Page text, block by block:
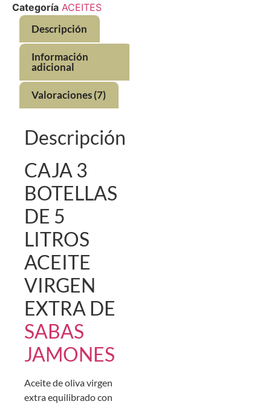
Categoría ACEITES
Descripción
Información
adicional
Valoraciones (7)
Descripción
CAJA 3
BOTELLAS
DE 5
LITROS
ACEITE
VIRGEN
EXTRA DE
SABAS
JAMONES
Aceite de oliva virgen
extra equilibrado con